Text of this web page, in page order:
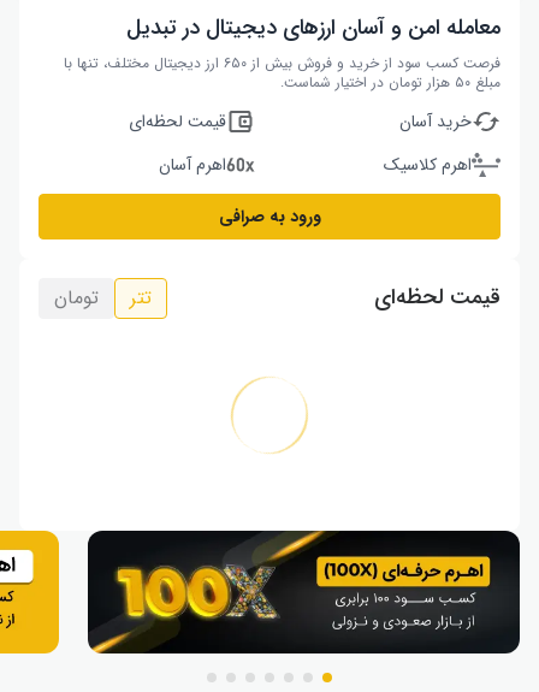
معامله امن و آسان ارزهای دیجیتال در تبدیل
فرصت کسب سود از خرید و فروش بیش از ۶۵۰ ارز دیجیتال مختلف، تنها با
مبلغ ۵۰ هزار تومان در اختیار شماست.
خرید آسان
قیمت لحظه‌ای
اهرم کلاسیک
اهرم آسان
ورود به صرافی
قیمت لحظه‌ای تتر تومان